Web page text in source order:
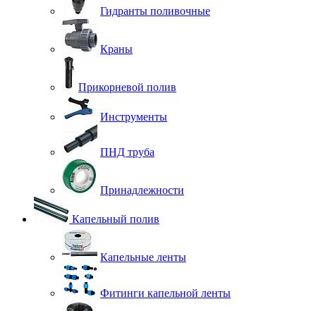
Гидранты поливочные
Краны
Прикорневой полив
Инструменты
ПНД труба
Принадлежности
Капельный полив
Капельные ленты
Фитинги капельной ленты